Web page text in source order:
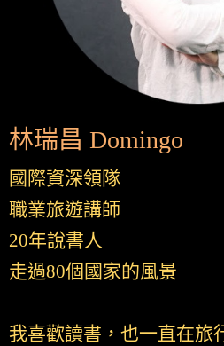
林瑞昌 Domingo
國際資深領隊
職業旅遊講師
20年說書人
走過80個國家的風景
我喜歡讀書，也一直在旅